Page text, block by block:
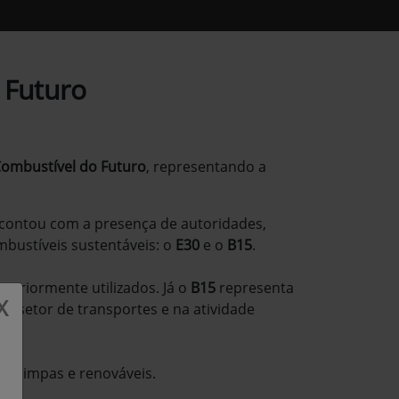
do Futuro, representando a
com a presença de autoridades,
sustentáveis: o E30 e o B15.
utilizados. Já o B15 representa
setor de transportes e na atividade
limpas e renováveis.